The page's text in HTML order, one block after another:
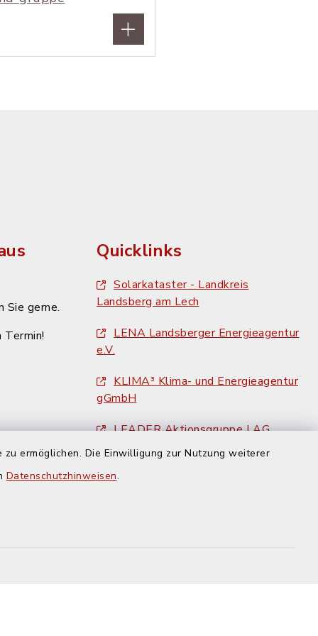
ermöglichen. Die Einwilligung zur Nutzung weiterer
Datenschutzhinweisen.
Sie gerne.
Quicklinks
Solarkataster - Landkreis
Landsberg am Lech
LENA Landsberger Energieagentur
e.V.
KLIMA³ Klima- und Energieagentur
gGmbH
LEADER Aktionsgruppe LAG
Ammersee e. V.
Landkreis Landsberg am Lech